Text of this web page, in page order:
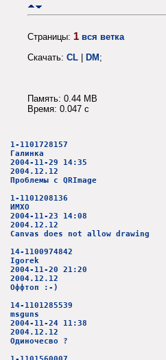
Страницы: 1 вся ветка
Скачать: CL DM ;
Память: 0.44 MB
Время: 0.047 c
1-1101728157
Галинка
2004-11-29 14:35
2004.12.12
Проблемы с QRImage
1-1101208136
ИМХО
2004-11-23 14:08
2004.12.12
Canvas does not allow drawing
14-1100974842
Igorek
2004-11-20 21:20
2004.12.12
Оффтоп :-)
14-1101285539
msguns
2004-11-24 11:38
2004.12.12
Одиночесво ?